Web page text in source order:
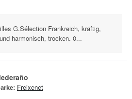
G.Sélection Frankreich, kräftig,
harmonisch, trocken. 0...
Freixenet